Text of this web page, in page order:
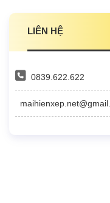
LIÊN HỆ
0839.622.622